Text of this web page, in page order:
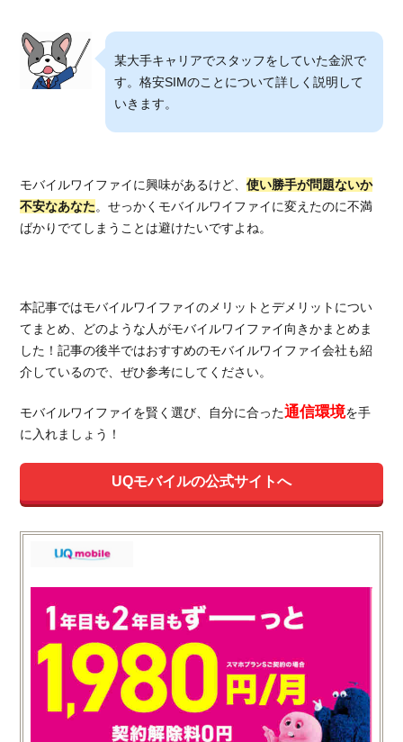
某大手キャリアでスタッフをしていた金沢で
す。格安SIMのことについて詳しく説明して
いきます。
モバイルワイファイに興味があるけど、使い勝手が問題ないか
不安なあなた。せっかくモバイルワイファイに変えたのに不満
ばかりでてしまうことは避けたいですよね。
本記事ではモバイルワイファイのメリットとデメリットについ
てまとめ、どのような人がモバイルワイファイ向きかまとめま
した！記事の後半ではおすすめのモバイルワイファイ会社も紹
介しているので、ぜひ参考にしてください。
モバイルワイファイを賢く選び、自分に合った通信環境を手
に入れましょう！
UQモバイルの公式サイトへ